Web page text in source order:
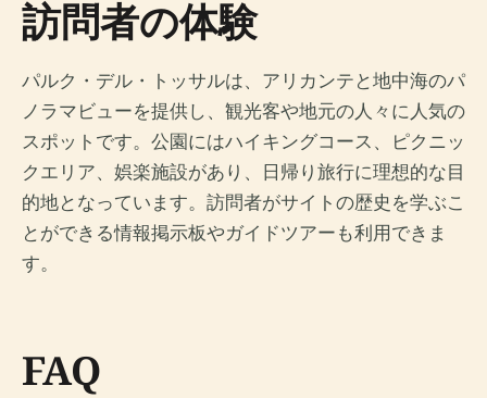
訪問者の体験
パルク・デル・トッサルは、アリカンテと地中海のパ
ノラマビューを提供し、観光客や地元の人々に人気の
スポットです。公園にはハイキングコース、ピクニッ
クエリア、娯楽施設があり、日帰り旅行に理想的な目
的地となっています。訪問者がサイトの歴史を学ぶこ
とができる情報掲示板やガイドツアーも利用できま
す。
FAQ